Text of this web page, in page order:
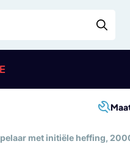
met initiële heffing,